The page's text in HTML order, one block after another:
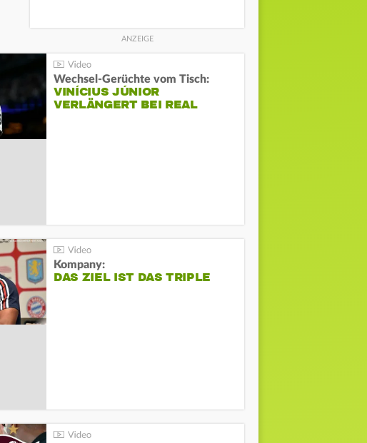
Wechsel-Gerüchte vom Tisch:
VINÍCIUS JÚNIOR
VERLÄNGERT BEI REAL
Kompany:
DAS ZIEL IST DAS TRIPLE